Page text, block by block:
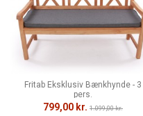
Fritab Eksklusiv Bænkhynde - 3
pers.
799,00 kr. 1.099,00 kr.